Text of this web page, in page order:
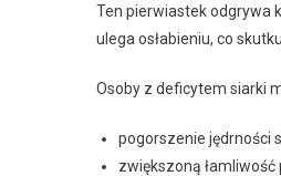
Ten pierwiastek odgrywa
ulega osłabieniu, co
Osoby z deficytem siarki
pogorszenie jędrności
zwiększoną łamliwość